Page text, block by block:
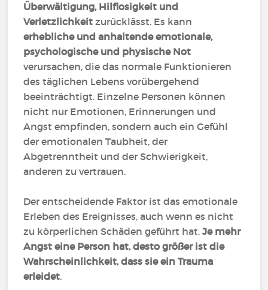
Überwältigung, Hilflosigkeit und
Verletzlichkeit zurücklässt. Es kann
erhebliche und anhaltende emotionale,
psychologische und physische Not
verursachen, die das normale Funktionieren
des täglichen Lebens vorübergehend
beeinträchtigt. Einzelne Personen können
nicht nur Emotionen, Erinnerungen und
Angst empfinden, sondern auch ein Gefühl
der emotionalen Taubheit, der
Abgetrenntheit und der Schwierigkeit,
anderen zu vertrauen.
Der entscheidende Faktor ist das emotionale
Erleben des Ereignisses, auch wenn es nicht
zu körperlichen Schäden geführt hat.Je mehr
Angst eine Person hat, desto größer ist die
Wahrscheinlichkeit, dass sie ein Trauma
erleidet.